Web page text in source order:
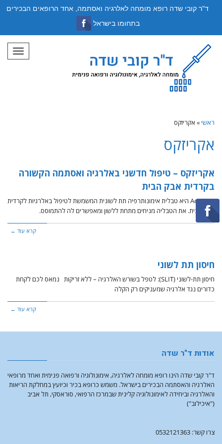
תפריט
ראשי» אקריזקס
אקריזקס
אקריזקס – טיפול חדשני באלרגיה ואסתמה הקשורה
בקרדית אבק הבית
Acarizax היא טבלית אימונותרפיה תת לשונית המשמשת לטיפול באלרגיות לקרדית
אבק הבית. את הטבליה מניחים מתחת ללשון ומאפשרים לה להתמוסס.
קרא עוד ←
חיסון תת לשוני
חיסון תת-לשוני (SLIT): לטפל בשורש האלרגיה – ללא זריקות ​ ​ נמאס לכם לקחת
כדורים נגד אלרגיה שמעניקים רק הקלה
קרא עוד ←
אודות ד"ר שדה
ד"ר קובי שדה הינו רופא מומחה לאלרגיה, אימונולוגיה ורפואה פנימית ואחד מרופאי
האלרגיה והאסתמה הבכירים בישראל. משמש כרופא בכיר וכיועץ במחלקת הריאות
והאלרגיה וביחידה לאימונולוגיה קלינית שבמרכז הרפואי, סוראסקי, תל אביב
("איכילוב")
צרו קשר: 0532121363
ד"ר קובי שדה רופא מומחה לאלרגיה ואסתמה, אחד הרופאים הבכירים
בתחומו בישראל